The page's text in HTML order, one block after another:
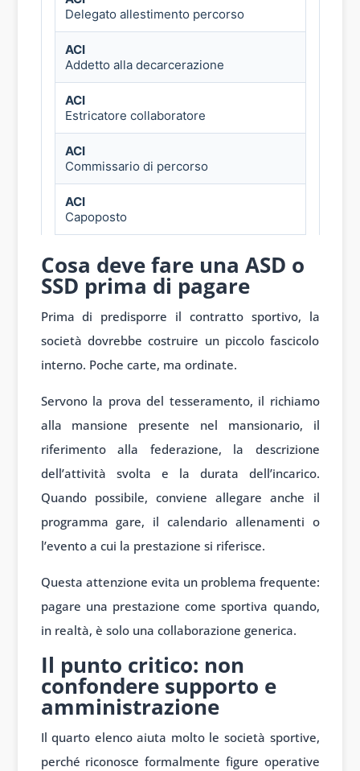
Cosa deve fare una ASD o
SSD prima di pagare
Prima di predisporre il contratto sportivo, la
società dovrebbe costruire un piccolo fascicolo
interno. Poche carte, ma ordinate.
Servono la prova del tesseramento, il richiamo
alla mansione presente nel mansionario, il
riferimento alla federazione, la descrizione
dell’attività svolta e la durata dell’incarico.
Quando possibile, conviene allegare anche il
programma gare, il calendario allenamenti o
l’evento a cui la prestazione si riferisce.
Questa attenzione evita un problema frequente:
pagare una prestazione come sportiva quando,
in realtà, è solo una collaborazione generica.
Il punto critico: non
confondere supporto e
amministrazione
Il quarto elenco aiuta molto le società sportive,
perché riconosce formalmente figure operative